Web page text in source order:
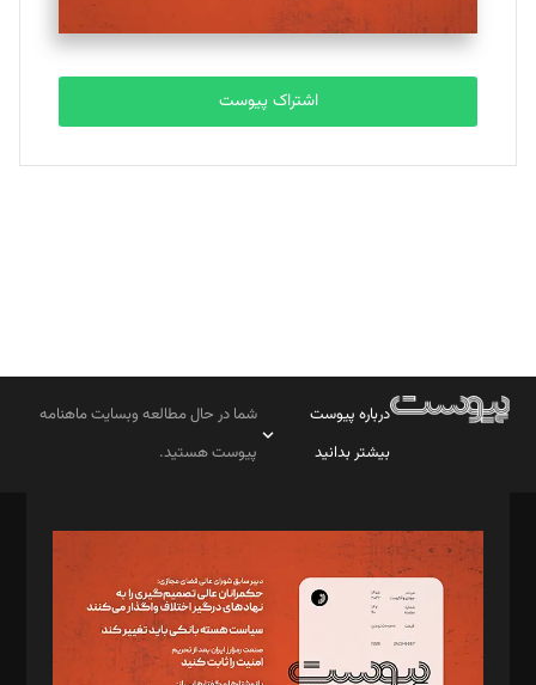
مصطفی مسجدی آرانی
تحریریه
بابک نقاش
تحریریه
اشتراک پیوست
درباره پیوست
بیشتر بدانید
شما در حال مطالعه وبسایت ماهنامه
پیوست هستید.
مدیر مسئول: محمدباقر اثنی‌عشری
سردبیر: مهرک محمودی
دبیر تحریریه: میثم قاسمی
د‌بیر ناداستان: سمانه سمیع
د‌بیر خدمت و تجارت: ابوالفضل رجبی